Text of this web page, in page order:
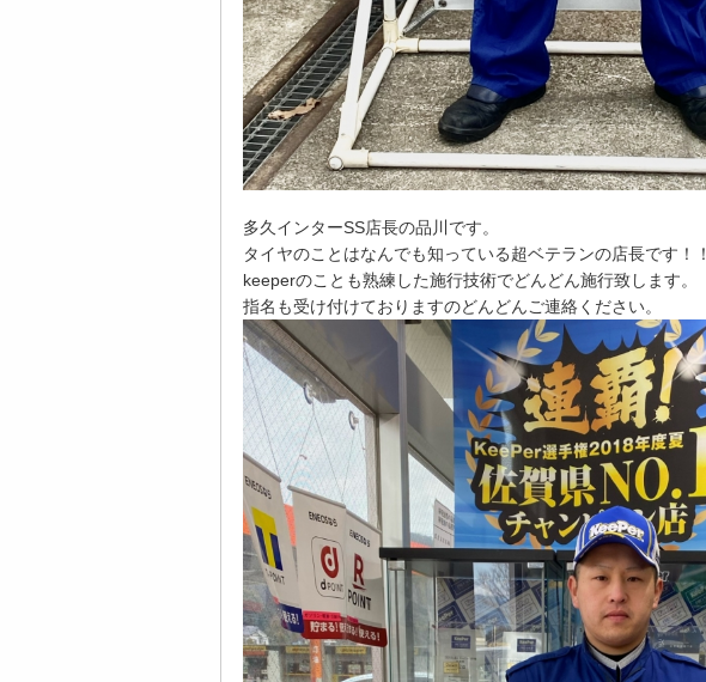
多久インターSS店長の品川です。
タイヤのことはなんでも知っている超ベテランの店長です！！
keeperのことも熟練した施行技術でどんどん施行致します。
指名も受け付けておりますのどんどんご連絡ください。